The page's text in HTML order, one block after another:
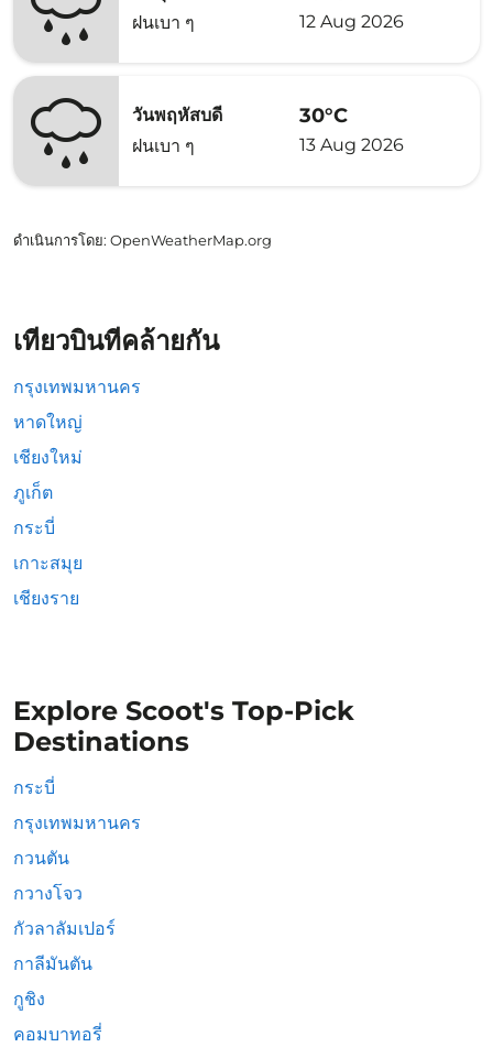
ฝนเบา ๆ
12 Aug 2026
วันพฤหัสบดี
ฝนเบา ๆ
30°C
13 Aug 2026
ดำเนินการโดย: OpenWeatherMap.org
เที่ยวบินที่คล้ายกัน
กรุงเทพมหานคร
หาดใหญ่
เชียงใหม่
ภูเก็ต
กระบี่
เกาะสมุย
เชียงราย
Explore Scoot's Top-Pick
Destinations
กระบี่
กรุงเทพมหานคร
กวนตัน
กวางโจว
กัวลาลัมเปอร์
กาลีมันตัน
กูชิง
คอมบาทอรี่